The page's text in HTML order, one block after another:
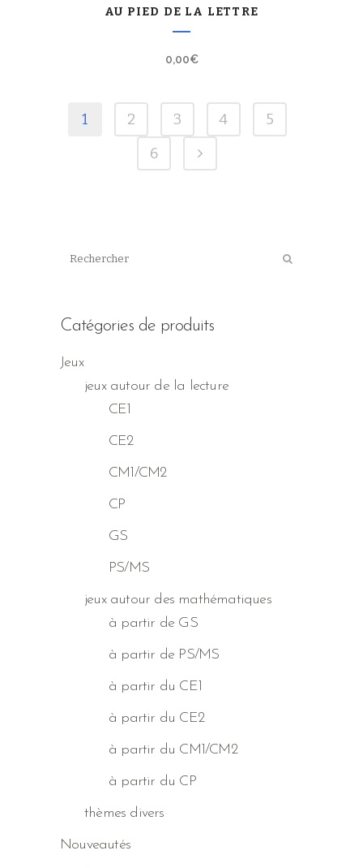
AU PIED DE LA LETTRE
0,00€
1 2 3 4
5
6
Catégories de produits
Jeux
jeux autour de la lecture
CE1
CE2
CM1/CM2
CP
GS
PS/MS
jeux autour des mathématiques
à partir de GS
à partir de PS/MS
à partir du CE1
à partir du CE2
à partir du CM1/CM2
à partir du CP
thèmes divers
Nouveautés